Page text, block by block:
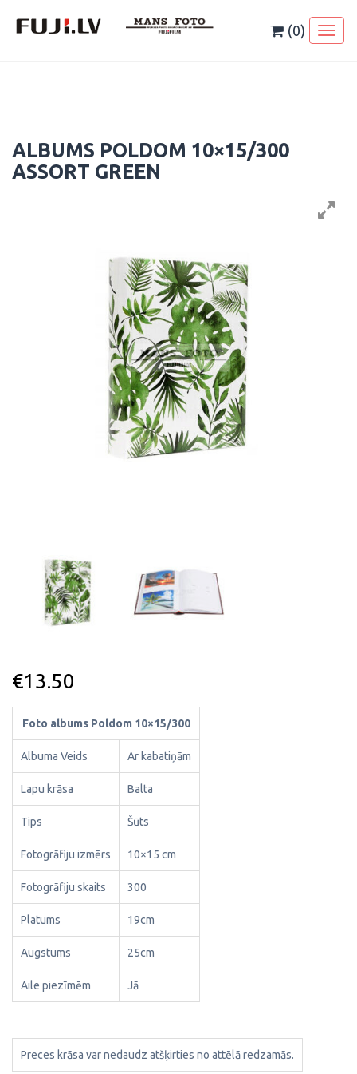
(0)
ALBUMS POLDOM 10×15/300
ASSORT GREEN
€13.50
Foto albums Poldom 10×15/300
Albuma Veids Ar kabatiņām
Lapu krāsa Balta
Tips Šūts
Fotogrāfiju izmērs 10×15 cm
Fotogrāfiju skaits 300
Platums 19cm
Augstums 25cm
Aile piezīmēm Jā
Preces krāsa var nedaudz atšķirties no attēlā redzamās.